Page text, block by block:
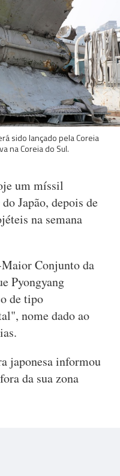
sido lançado pela Coreia
na Coreia do Sul.
um míssil
Japão, depois de
na semana
Conjunto da
Pyongyang
de tipo
nome dado ao
japonesa informou
da sua zona